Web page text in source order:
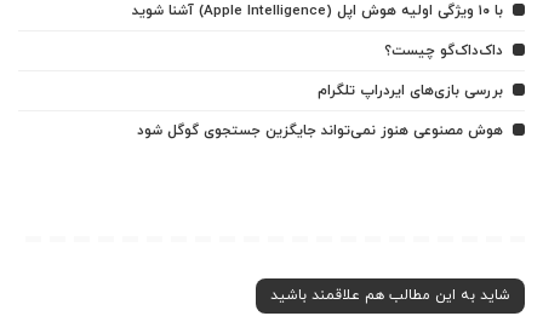
با ۱۰ ویژگی اولیه هوش اپل (Apple Intelligence) آشنا شوید
داک‌داک‌گو چیست؟
بررسی بازی‌های ایردراپ تلگرام
هوش مصنوعی هنوز نمی‌تواند جایگزین جستجوی گوگل شود
شاید به این مطالب هم علاقمند باشید